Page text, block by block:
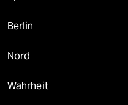
Berlin
Nord
Wahrheit